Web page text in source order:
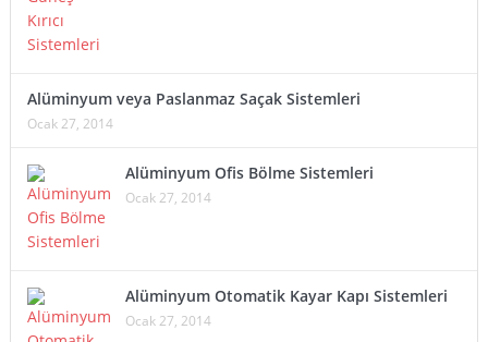
Alüminyum veya Paslanmaz Saçak Sistemleri
Ocak 27, 2014
Alüminyum Ofis Bölme Sistemleri
Ocak 27, 2014
Alüminyum Otomatik Kayar Kapı Sistemleri
Ocak 27, 2014